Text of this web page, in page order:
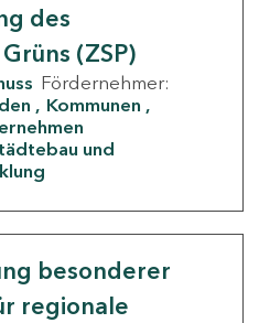
des
(ZSP)
Fördernehmer:
Kommunen
und
besonderer
regionale